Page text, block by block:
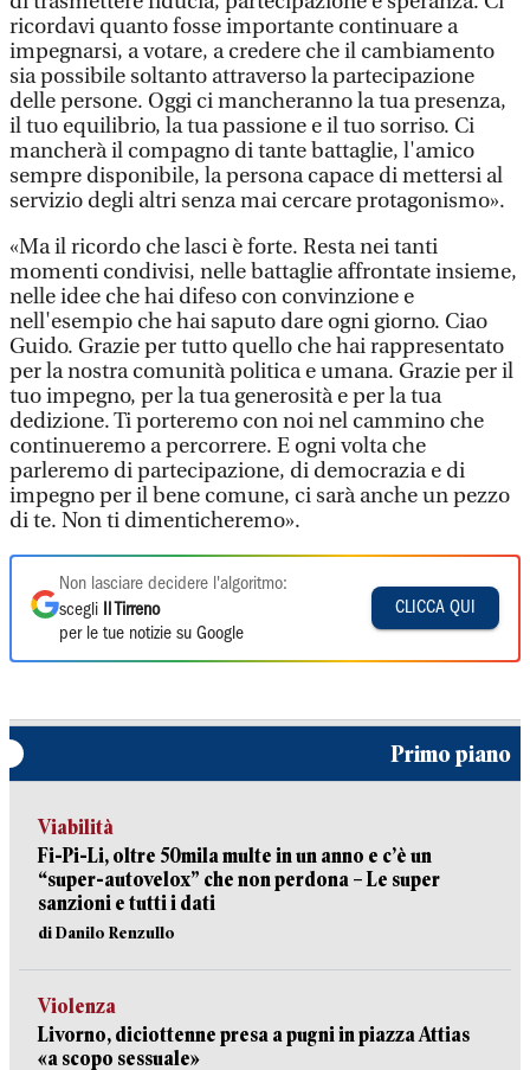
ricordavi quanto fosse importante continuare a
impegnarsi, a votare, a credere che il cambiamento
sia possibile soltanto attraverso la partecipazione
delle persone. Oggi ci mancheranno la tua presenza,
il tuo equilibrio, la tua passione e il tuo sorriso. Ci
mancherà il compagno di tante battaglie, l'amico
sempre disponibile, la persona capace di mettersi al
servizio degli altri senza mai cercare protagonismo».
«Ma il ricordo che lasci è forte. Resta nei tanti
momenti condivisi, nelle battaglie affrontate insieme,
nelle idee che hai difeso con convinzione e
nell'esempio che hai saputo dare ogni giorno. Ciao
Guido. Grazie per tutto quello che hai rappresentato
per la nostra comunità politica e umana. Grazie per il
tuo impegno, per la tua generosità e per la tua
dedizione. Ti porteremo con noi nel cammino che
continueremo a percorrere. E ogni volta che
parleremo di partecipazione, di democrazia e di
impegno per il bene comune, ci sarà anche un pezzo
di te. Non ti dimenticheremo».
Non lasciare decidere l'algoritmo:
scegli
Il Tirreno
per le tue notizie su Google
CLICCA QUI
Primo piano
Viabilità
Fi-Pi-Li, oltre 50mila multe in un anno e c’è un
“super-autovelox” che non perdona – Le super
sanzioni e tutti i dati
di Danilo Renzullo
Violenza
Livorno, diciottenne presa a pugni in piazza Attias
«a scopo sessuale»